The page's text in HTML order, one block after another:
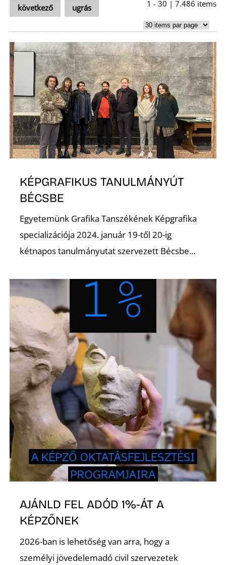
következő ugrás 1 - 30 | 7.486 items
KÉPGRAFIKUS TANULMÁNYÚT
BÉCSBE
Egyetemünk Grafika Tanszékének Képgrafika
specializációja 2024. január 19-től 20-ig
kétnapos tanulmányutat szervezett Bécsbe...
AJÁNLD FEL ADÓD 1%-ÁT A
KÉPZŐNEK
2026-ban is lehetőség van arra, hogy a
személyi jövedelemadó civil szervezetek